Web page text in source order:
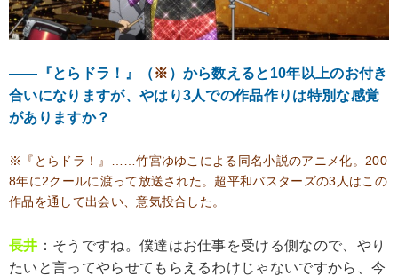
――『とらドラ！』（※ ）から数えると10年以上のお付き
合いになりますが、やはり3人での作品作りは特別な感覚
がありますか？
※『とらドラ！』……竹宮ゆゆこによる同名小説のアニメ化。200
8年に2クールに渡って放送された。超平和バスターズの3人はこの
作品を通して出会い、意気投合した。
長井 ：そうですね。僕達はお仕事を受ける側なので、やり
たいと言ってやらせてもらえるわけじゃないですから、今